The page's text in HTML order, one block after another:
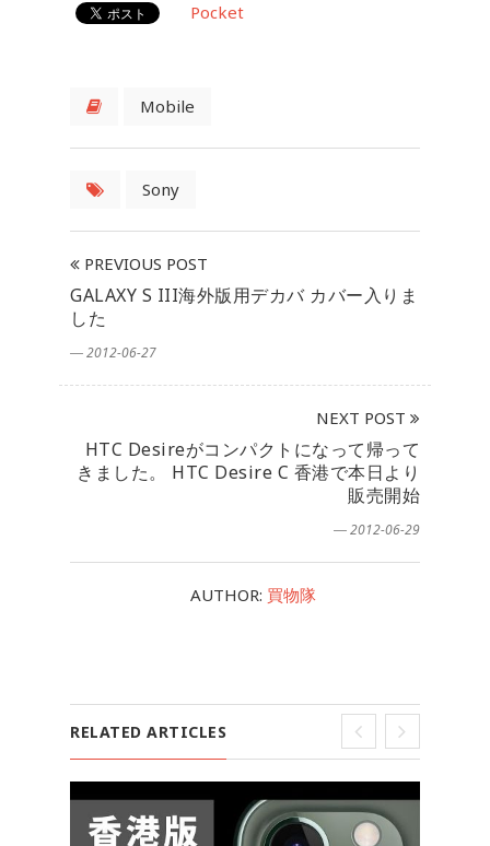
Pocket
Mobile
Sony
PREVIOUS POST
GALAXY S III海外版用デカバ カバー入りま
した
― 2012-06-27
NEXT POST
HTC Desireがコンパクトになって帰って
きました。 HTC Desire C 香港で本日より
販売開始
― 2012-06-29
AUTHOR: 買物隊
RELATED ARTICLES